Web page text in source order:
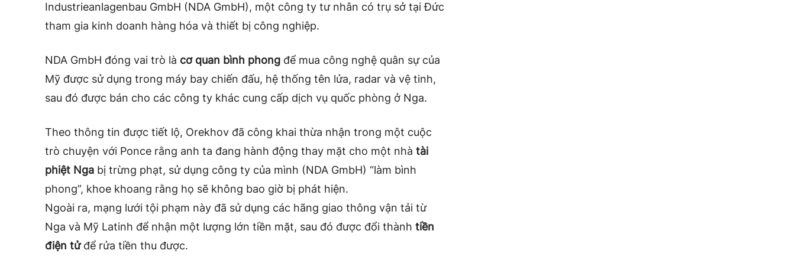
Industrieanlagenbau GmbH (NDA GmbH), một công ty tư nhân có trụ sở tại Đức
tham gia kinh doanh hàng hóa và thiết bị công nghiệp.
NDA GmbH đóng vai trò là cơ quan bình phong để mua công nghệ quân sự của
Mỹ được sử dụng trong máy bay chiến đấu, hệ thống tên lửa, radar và vệ tinh,
sau đó được bán cho các công ty khác cung cấp dịch vụ quốc phòng ở Nga.
Theo thông tin được tiết lộ, Orekhov đã công khai thừa nhận trong một cuộc
trò chuyện với Ponce rằng anh ta đang hành động thay mặt cho một nhà tài
phiệt Nga bị trừng phạt, sử dụng công ty của mình (NDA GmbH) “làm bình
phong”, khoe khoang rằng họ sẽ không bao giờ bị phát hiện.
Ngoài ra, mạng lưới tội phạm này đã sử dụng các hãng giao thông vận tải từ
Nga và Mỹ Latinh để nhận một lượng lớn tiền mặt, sau đó được đổi thành tiền
điện tửđể rửa tiền thu được.